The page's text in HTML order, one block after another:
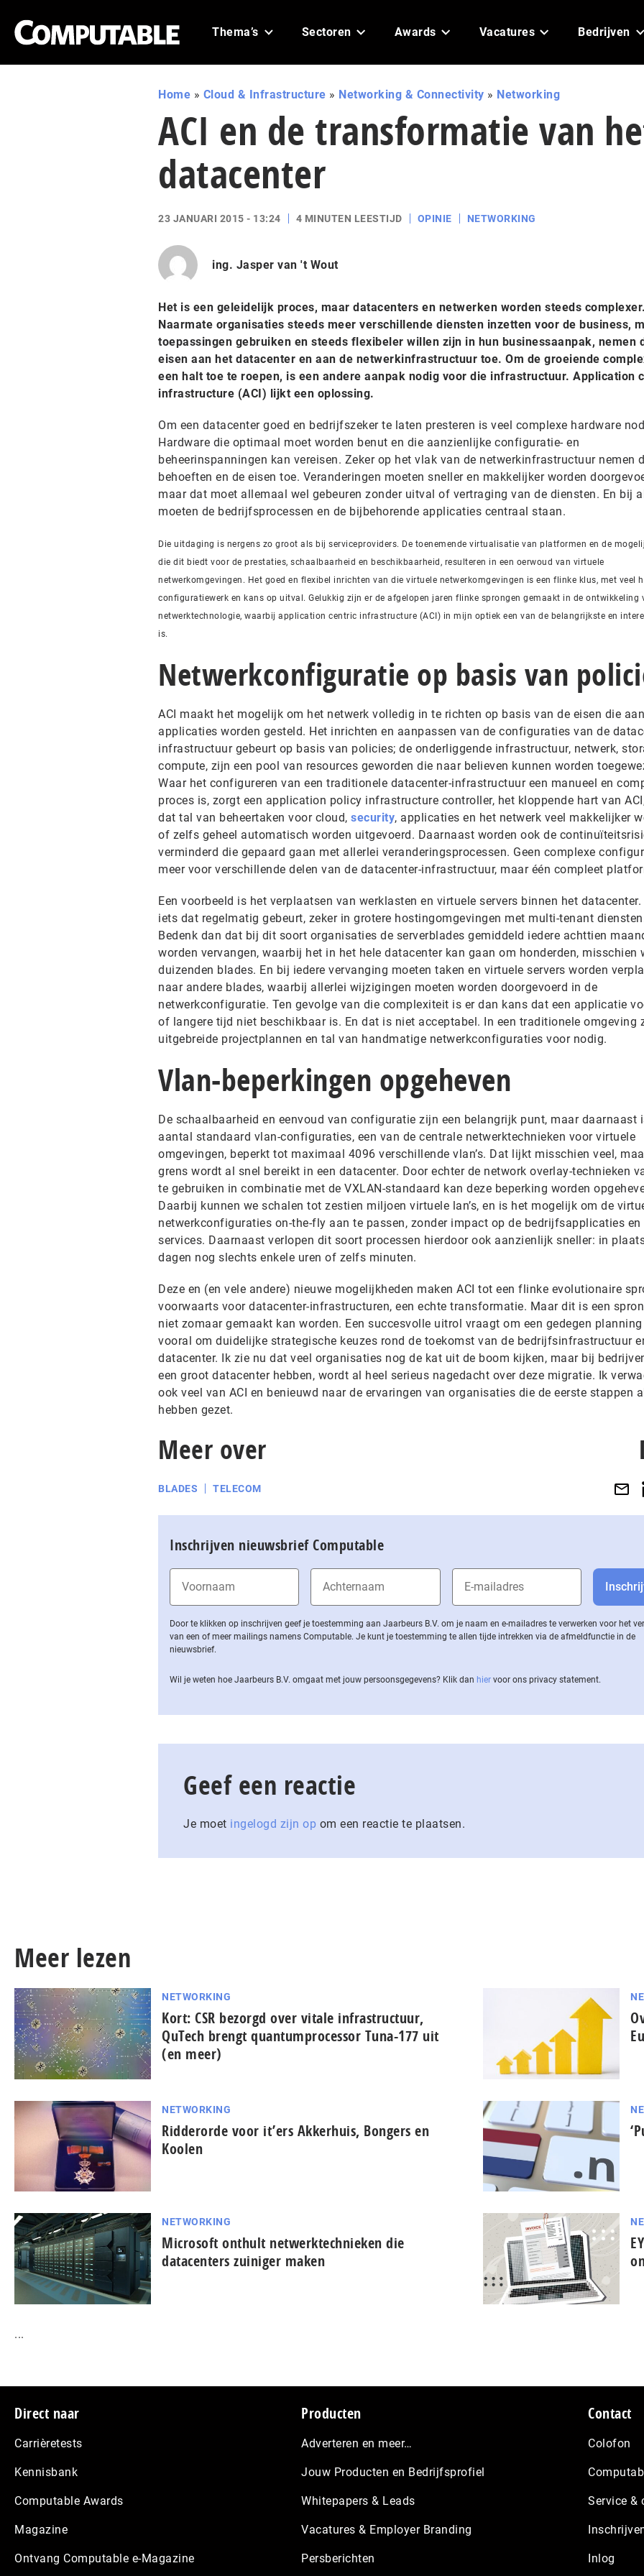
Thema’s Sectoren Awards Vacatures Bedrijven
Home » Cloud & Infrastructure » Networking & Connectivity » Networking
ACI en de transformatie van
datacenter
23 JANUARI 2015 - 13:24 4 MINUTEN LEESTIJD OPINIE NETWORKING
ing. Jasper van 't Wout
Het is een geleidelijk proces, maar datacenters en netwerken worden steeds complexer.
Naarmate organisaties steeds meer verschillende diensten inzetten voor de business,
toepassingen gebruiken en steeds flexibeler willen zijn in hun businessaanpak, nemen
eisen aan het datacenter en aan de netwerkinfrastructuur toe. Om de groeiende
een halt toe te roepen, is een andere aanpak nodig voor die infrastructuur. Application
infrastructure (ACI) lijkt een oplossing.
Om een datacenter goed en bedrijfszeker te laten presteren is veel complexe hardware
Hardware die optimaal moet worden benut en die aanzienlijke configuratie- en
beheerinspanningen kan vereisen. Zeker op het vlak van de netwerkinfrastructuur nemen
behoeften en de eisen toe. Veranderingen moeten sneller en makkelijker worden
maar dat moet allemaal wel gebeuren zonder uitval of vertraging van de diensten. En bij
moeten de bedrijfsprocessen en de bijbehorende applicaties centraal staan.
Die uitdaging is nergens zo groot als bij serviceproviders. De toenemende virtualisatie van platformen en de
die dit biedt voor de prestaties, schaalbaarheid en beschikbaarheid, resulteren in een oerwoud van virtuele
netwerkomgevingen. Het goed en flexibel inrichten van die virtuele netwerkomgevingen is een flinke klus, met veel
configuratiewerk en kans op uitval. Gelukkig zijn er de afgelopen jaren flinke sprongen gemaakt in de ontwikkeling
netwerktechnologie, waarbij application centric infrastructure (ACI) in mijn optiek een van de belangrijkste en
is.
Netwerkconfiguratie op basis van
ACI maakt het mogelijk om het netwerk volledig in te richten op basis van de eisen die
applicaties worden gesteld. Het inrichten en aanpassen van de configuraties van de
infrastructuur gebeurt op basis van policies; de onderliggende infrastructuur, netwerk,
compute, zijn een pool van resources geworden die naar believen kunnen worden
Waar het configureren van een traditionele datacenter-infrastructuur een manueel en
proces is, zorgt een application policy infrastructure controller, het kloppende hart van
dat tal van beheertaken voor cloud, security, applicaties en het netwerk veel makkelijker
of zelfs geheel automatisch worden uitgevoerd. Daarnaast worden ook de
verminderd die gepaard gaan met allerlei veranderingsprocessen. Geen complexe
meer voor verschillende delen van de datacenter-infrastructuur, maar één compleet
Een voorbeeld is het verplaatsen van werklasten en virtuele servers binnen het
iets dat regelmatig gebeurt, zeker in grotere hostingomgevingen met multi-tenant
Bedenk dan dat bij dit soort organisaties de serverblades gemiddeld iedere achttien
worden vervangen, waarbij het in het hele datacenter kan gaan om honderden, misschien
duizenden blades. En bij iedere vervanging moeten taken en virtuele servers worden
naar andere blades, waarbij allerlei wijzigingen moeten worden doorgevoerd in de
netwerkconfiguratie. Ten gevolge van die complexiteit is er dan kans dat een applicatie
of langere tijd niet beschikbaar is. En dat is niet acceptabel. In een traditionele omgeving
uitgebreide projectplannen en tal van handmatige netwerkconfiguraties voor nodig.
Vlan-beperkingen opgeheven
De schaalbaarheid en eenvoud van configuratie zijn een belangrijk punt, maar daarnaast
aantal standaard vlan-configuraties, een van de centrale netwerktechnieken voor virtuele
omgevingen, beperkt tot maximaal 4096 verschillende vlan’s. Dat lijkt misschien veel,
grens wordt al snel bereikt in een datacenter. Door echter de network overlay-technieken
te gebruiken in combinatie met de VXLAN-standaard kan deze beperking worden
Daarbij kunnen we schalen tot zestien miljoen virtuele lan’s, en is het mogelijk om de
netwerkconfiguraties on-the-fly aan te passen, zonder impact op de bedrijfsapplicaties en
services. Daarnaast verlopen dit soort processen hierdoor ook aanzienlijk sneller: in
dagen nog slechts enkele uren of zelfs minuten.
Deze en (en vele andere) nieuwe mogelijkheden maken ACI tot een flinke evolutionaire
voorwaarts voor datacenter-infrastructuren, een echte transformatie. Maar dit is een
niet zomaar gemaakt kan worden. Een succesvolle uitrol vraagt om een gedegen planning
vooral om duidelijke strategische keuzes rond de toekomst van de bedrijfsinfrastructuur
datacenter. Ik zie nu dat veel organisaties nog de kat uit de boom kijken, maar bij
een groot datacenter hebben, wordt al heel serieus nagedacht over deze migratie. Ik
ook veel van ACI en benieuwd naar de ervaringen van organisaties die de eerste stappen
hebben gezet.
Meer over
BLADES TELECOM
Inschrijven nieuwsbrief Computable
Door te klikken op inschrijven geef je toestemming aan Jaarbeurs B.V. om je naam en e-mailadres te verwerken voor het
van een of meer mailings namens Computable. Je kunt je toestemming te allen tijde intrekken via de af­meld­func­tie in de
nieuwsbrief.
Wil je weten hoe Jaarbeurs B.V. omgaat met jouw per­soons­ge­ge­vens? Klik dan hier voor ons privacy statement.
Geef een reactie
Je moet ingelogd zijn op om een reactie te plaatsen.
Meer lezen
NETWORKING
Kort: CSR bezorgd over vitale infrastructuur,
QuTech brengt quantumprocessor Tuna-177 uit
(en meer)
NETWORKING
Ridderorde voor it’ers Akkerhuis, Bongers en
Koolen
NETWORKING
Microsoft onthult netwerktechnieken die
datacenters zuiniger maken
...
Footer
Direct naar
Carrièretests
Kennisbank
Computable Awards
Magazine
Ontvang Computable e-Magazine
Producten
Adverteren en meer…
Jouw Producten en Bedrijfsprofiel
Whitepapers & Leads
Vacatures & Employer Branding
Persberichten
Contact
Colofon
Service &
Inlog